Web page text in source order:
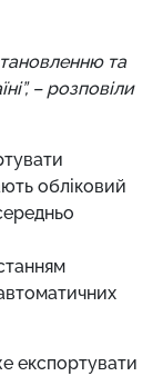
та
– розповіли
обліковий
експортувати